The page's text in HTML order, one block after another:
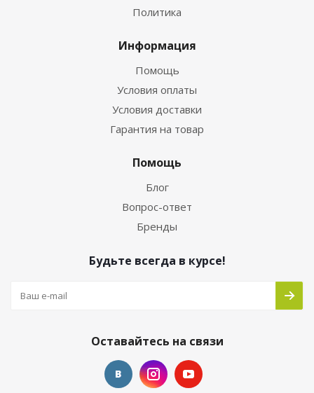
Политика
Информация
Помощь
Условия оплаты
Условия доставки
Гарантия на товар
Помощь
Блог
Вопрос-ответ
Бренды
Будьте всегда в курсе!
Оставайтесь на связи